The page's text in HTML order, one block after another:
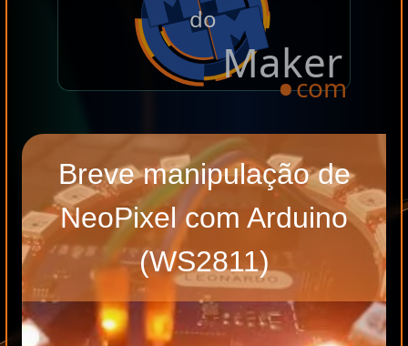
do
Maker
.com
Breve manipulação de
NeoPixel com Arduino
(WS2811)